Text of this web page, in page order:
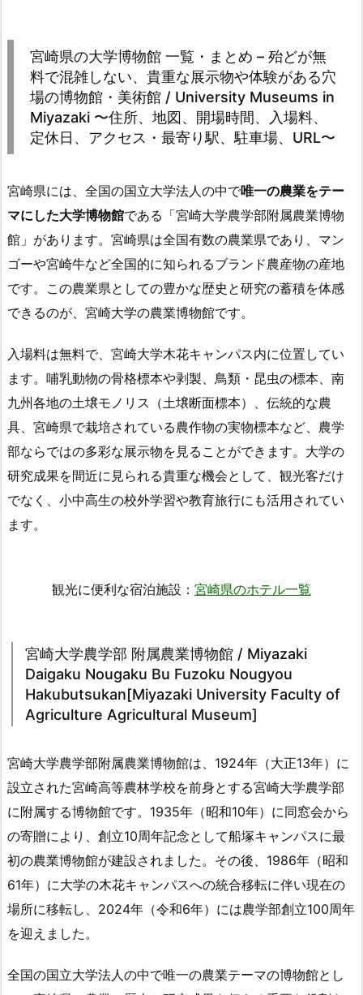
宮崎県の大学博物館 一覧・まとめ – 殆どが無
料で混雑しない、貴重な展示物や体験がある穴
場の博物館・美術館 / University Museums in
Miyazaki 〜住所、地図、開場時間、入場料、
定休日、アクセス・最寄り駅、駐車場、URL〜
宮崎県には、全国の国立大学法人の中で唯一の農業をテー
マにした大学博物館である「宮崎大学農学部附属農業博物
館」があります。宮崎県は全国有数の農業県であり、マン
ゴーや宮崎牛など全国的に知られるブランド農産物の産地
です。この農業県としての豊かな歴史と研究の蓄積を体感
できるのが、宮崎大学の農業博物館です。
入場料は無料で、宮崎大学木花キャンパス内に位置してい
ます。哺乳動物の骨格標本や剥製、鳥類・昆虫の標本、南
九州各地の土壌モノリス（土壌断面標本）、伝統的な農
具、宮崎県で栽培されている農作物の実物標本など、農学
部ならではの多彩な展示物を見ることができます。大学の
研究成果を間近に見られる貴重な機会として、観光客だけ
でなく、小中高生の校外学習や教育旅行にも活用されてい
ます。
観光に便利な宿泊施設： 宮崎県のホテル一覧
宮崎大学農学部 附属農業博物館 / Miyazaki
Daigaku Nougaku Bu Fuzoku Nougyou
Hakubutsukan[Miyazaki University Faculty of
Agriculture Agricultural Museum]
宮崎大学農学部附属農業博物館は、1924年（大正13年）に
設立された宮崎高等農林学校を前身とする宮崎大学農学部
に附属する博物館です。1935年（昭和10年）に同窓会から
の寄贈により、創立10周年記念として船塚キャンパスに最
初の農業博物館が建設されました。その後、1986年（昭和
61年）に大学の木花キャンパスへの統合移転に伴い現在の
場所に移転し、2024年（令和6年）には農学部創立100周年
を迎えました。
全国の国立大学法人の中で唯一の農業テーマの博物館とし